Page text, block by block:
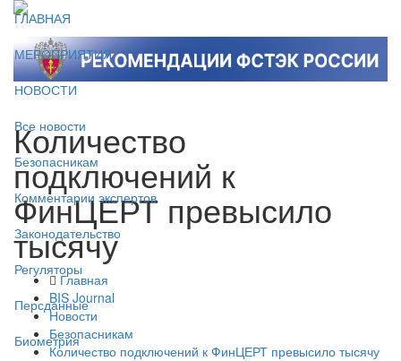
ГЛАВНАЯ
МЕРОПРИЯТИЯ
НОВОСТИ
Все новости
Безопасникам
Комментарии экспертов
Законодательство
Регуляторы
Персданные
Биометрия
Количество
подключений к
ФинЦЕРТ превысило
тысячу
Главная
BIS Journal
Новости
Безопасникам
Количество подключений к ФинЦЕРТ превысило тысячу